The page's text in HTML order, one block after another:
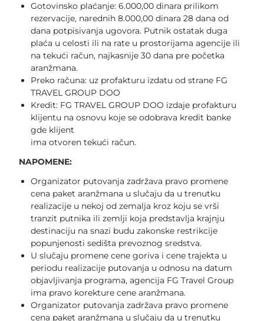
Gotovinsko plaćanje: 6.000,00 dinara prilikom
rezervacije, narednih 8.000,00 dinara 28 dana od
dana potpisivanja ugovora. Putnik ostatak duga
plaća u celosti ili na rate u prostorijama agencije ili
na tekući račun, najkasnije 30 dana pre početka
aranžmana.
Preko računa: uz profakturu izdatu od strane FG
TRAVEL GROUP DOO
Kredit: FG TRAVEL GROUP DOO izdaje profakturu
klijentu na osnovu koje se odobrava kredit banke
gde klijent
ima otvoren tekući račun.
NAPOMENE:
Organizator putovanja zadržava pravo promene
cena paket aranžmana u slučaju da u trenutku
realizacije u nekoj od zemalja kroz koju se vrši
tranzit putnika ili zemlji koja predstavlja krajnju
destinaciju na snazi budu zakonske restrikcije
popunjenosti sedišta prevoznog sredstva.
U slučaju promene cene goriva i cene trajekta u
periodu realizacije putovanja u odnosu na datum
objavljivanja programa, agencija FG Travel Group
ima pravo korekture cene aranžmana.
Organizator putovanja zadržava pravo promene
cena paket aranžmana u slučaju da u trenutku